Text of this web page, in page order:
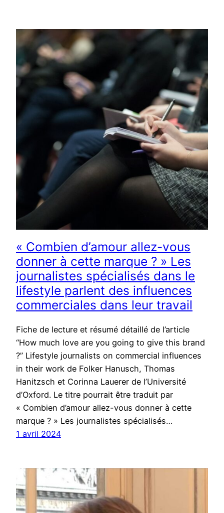
« Combien d’amour allez-vous
donner à cette marque ? » Les
journalistes spécialisés dans le
lifestyle parlent des influences
commerciales dans leur travail
Fiche de lecture et résumé détaillé de l’article
“How much love are you going to give this brand
?” Lifestyle journalists on commercial influences
in their work de Folker Hanusch, Thomas
Hanitzsch et Corinna Lauerer de l’Université
d’Oxford. Le titre pourrait être traduit par
« Combien d’amour allez-vous donner à cette
marque ? » Les journalistes spécialisés…
1 avril 2024